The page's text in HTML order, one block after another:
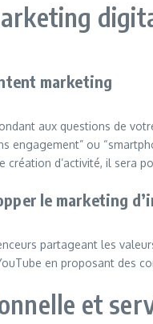
marketing
aux questions de
engagement” ou
création d’activité, il sera
le marketing
partageant les
en proposant des
et